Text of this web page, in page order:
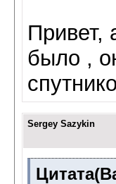
Привет,
было ,
Sergey Sazykin